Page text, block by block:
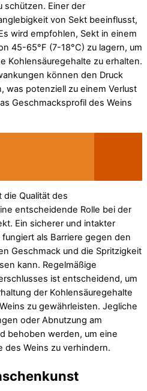
schützen. Einer der
von Sekt beeinflusst,
wird empfohlen, Sekt in einem
45-65°F (7-18°C) zu lagern, um
Kohlensäuregehalte zu erhalten.
können den Druck
was potenziell zu einem Verlust
Geschmacksprofil des Weins
die Qualität des
entscheidende Rolle bei der
Ein sicherer und intakter
als Barriere gegen den
Geschmack und die Spritzigkeit
kann. Regelmäßige
ist entscheidend, um
der Kohlensäuregehalte
zu gewährleisten. Jegliche
oder Abnutzung am
behoben werden, um eine
des Weins zu verhindern.